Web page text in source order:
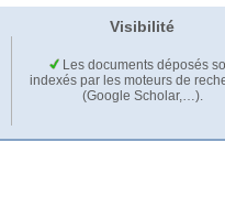
Visibilité
Les documents déposés
indexés par les moteurs de
(Google Scholar,…).